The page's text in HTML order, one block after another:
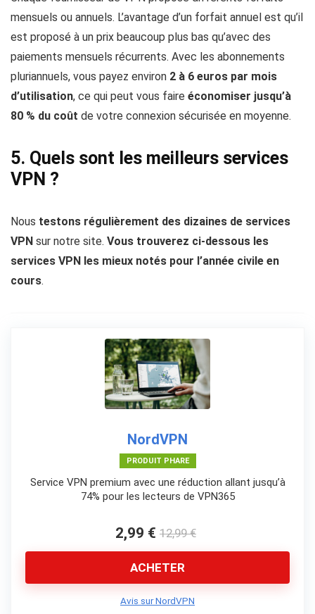
mensuels ou annuels. L’avantage d’un forfait annuel est qu’il
est proposé à un prix beaucoup plus bas qu’avec des
paiements mensuels récurrents. Avec les abonnements
pluriannuels, vous payez environ 2 à 6 euros par mois
d’utilisation, ce qui peut vous faire économiser jusqu’à
80 % du coût de votre connexion sécurisée en moyenne.
5. Quels sont les meilleurs services
VPN ?
Nous testons régulièrement des dizaines de services
VPN sur notre site. Vous trouverez ci-dessous les
services VPN les mieux notés pour l’année civile en
cours.
NordVPN
PRODUIT PHARE
Service VPN premium avec une réduction allant jusqu’à
74% pour les lecteurs de VPN365
2,99 € 12,99 €
ACHETER
Avis sur NordVPN